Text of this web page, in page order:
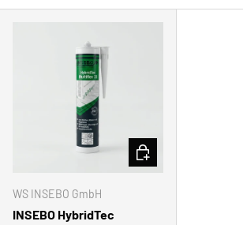
WS INSEBO GmbH
INSEBO HybridTec
OPTIONEN AUSWÄHLEN